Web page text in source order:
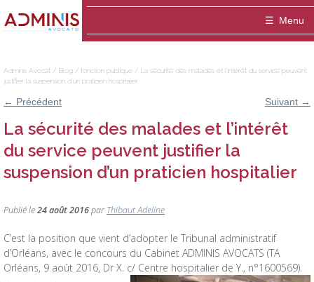
Adminis
Menu
Le cabinet
Médiation
Publications
Entreprise
Fonctionnaire / Agent public
Particulier / association
Equipe
Thibaut ADELINE-DELVOLVE
Marie-Hélène ANSQUER
Sophie Montigny
Blog
Contact
Adminis Avocat / Blog / fonction publique / La sécurité des malades et l’intérêt du service peuvent
justifier la suspension d’un praticien hospitalier
← Précédent Suivant →
La sécurité des malades et l’intérêt
du service peuvent justifier la
suspension d’un praticien hospitalier
Publié le24 août 2016par Thibaut Adeline
C’est la position que vient d’adopter le Tribunal administratif
d’Orléans, avec le concours du Cabinet ADMINIS AVOCATS (TA
Orléans, 9 août 2016, Dr X. c/ Centre hospitalier de Y., n°1600569).